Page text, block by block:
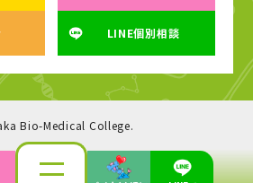
LINE個別相談
Bio-Medical College.